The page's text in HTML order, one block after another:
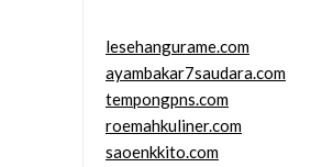
lesehangurame.com
ayambakar7saudara.com
tempongpns.com
roemahkuliner.com
saoenkkito.com